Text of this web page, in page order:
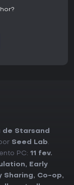
de Starsand
Seed Lab.
PC: 11 fev.
,
Early
Sharing, Co-op,